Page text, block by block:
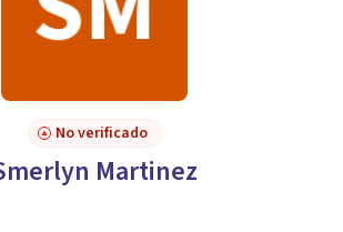
No verificado
Martinez